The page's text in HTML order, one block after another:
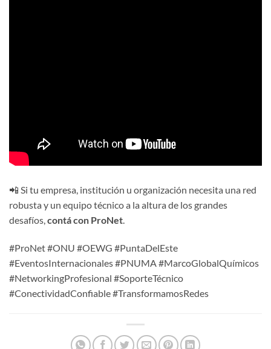
📲 Si tu empresa, institución u organización necesita una red
robusta y un equipo técnico a la altura de los grandes
desafíos,contá con ProNet.
#ProNet #ONU #OEWG #PuntaDelEste
#EventosInternacionales #PNUMA #MarcoGlobalQuímicos
#NetworkingProfesional #SoporteTécnico
#ConectividadConfiable #TransformamosRedes